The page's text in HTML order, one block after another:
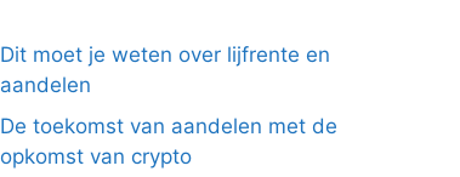
Dit moet je weten over lijfrente en
aandelen
De toekomst van aandelen met de
opkomst van crypto